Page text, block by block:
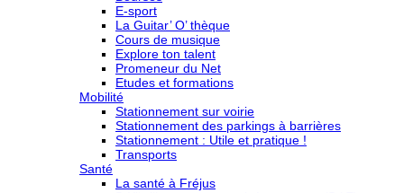
E-sport
La Guitar’ O’ thèque
Cours de musique
Explore ton talent
Promeneur du Net
Etudes et formations
Mobilité
Stationnement sur voirie
Stationnement des parkings à barrières
Stationnement : Utile et pratique !
Transports
Santé
La santé à Fréjus